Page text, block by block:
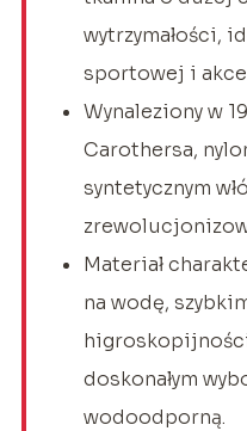
wytrzymałości,
sportowej i
Wynaleziony w
Carothersa,
syntetycznym
Materiał
na wodę,
doskonałym
wodoodporną.